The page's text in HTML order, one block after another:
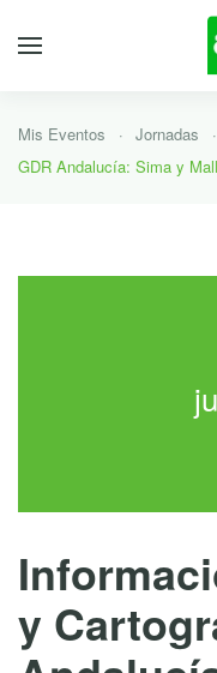
Mis Eventos Jornadas
GDR Andalucía: Sima y
y